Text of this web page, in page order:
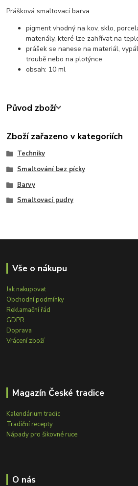
Prášková smaltovací barva
pigment vhodný na kov, sklo,
materiály, které lze zahřívat na
prášek se nanese na materiál,
troubě nebo na plotýnce
obsah: 10 ml
Původ zboží
Zboží zařazeno v kategoriích
Techniky
Smaltování bez pícky
Barvy
Smaltovací pudry
Vše o nákupu
Jak nakupovat
Obchodní podmínky
Reklamační řád
GDPR
Doprava
Vrácení zboží
Magazín České tradice
Kalendárium tradic
Tradiční recepty
Nápady pro šikovné ruce
O nás